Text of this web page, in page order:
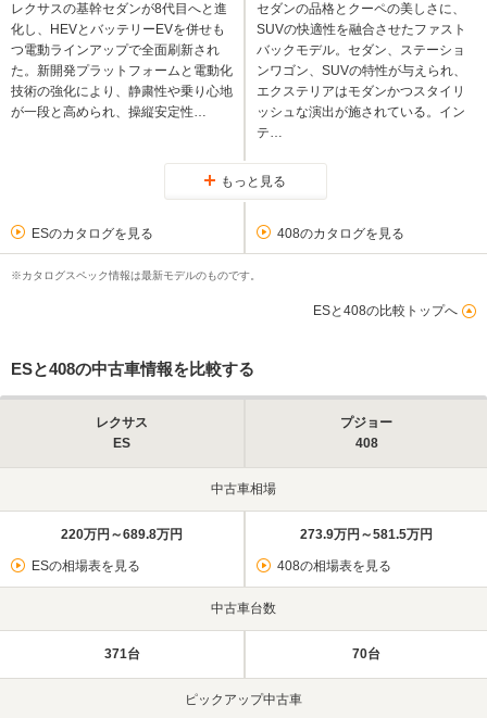
レクサスの基幹セダンが8代目へと進
化し、HEVとバッテリーEVを併せも
つ電動ラインアップで全面刷新され
た。新開発プラットフォームと電動化
技術の強化により、静粛性や乗り心地
が一段と高められ、操縦安定性…
セダンの品格とクーペの美しさに、
SUVの快適性を融合させたファスト
バックモデル。セダン、ステーショ
ンワゴン、SUVの特性が与えられ、
エクステリアはモダンかつスタイリ
ッシュな演出が施されている。イン
テ…
もっと見る
ESのカタログを見る 408のカタログを見る
※カタログスペック情報は最新モデルのものです。
ESと408の比較トップへ
ESと408の中古車情報を比較する
レクサス
ES
プジョー
408
中古車相場
220万円～689.8万円
ESの相場表を見る
273.9万円～581.5万円
408の相場表を見る
中古車台数
371台 70台
ピックアップ中古車